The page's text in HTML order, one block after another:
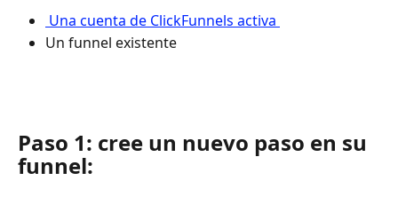
Una cuenta de ClickFunnels activa
Un funnel existente
Paso 1: cree un nuevo paso en su
funnel: